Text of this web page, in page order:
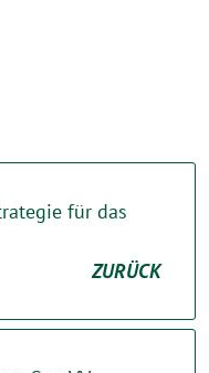
für das
ZURÜCK